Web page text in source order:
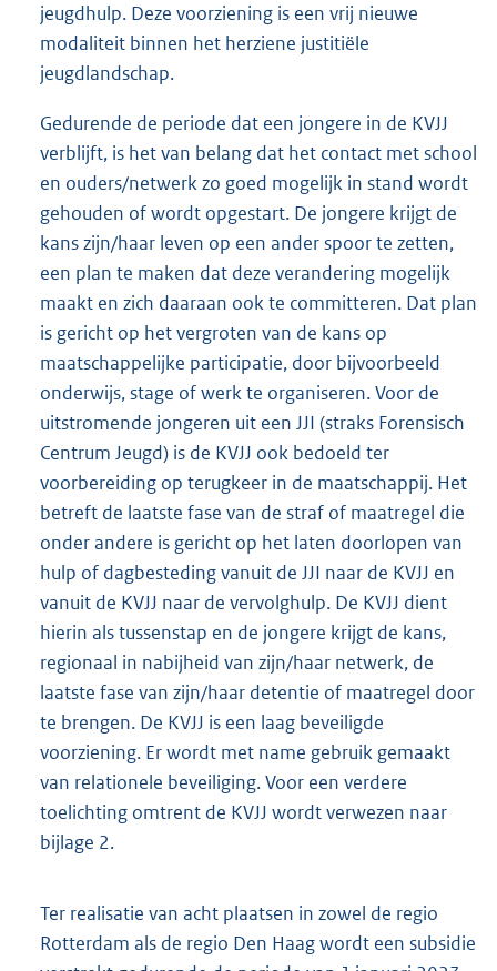
jeugdhulp. Deze voorziening is een vrij nieuwe
modaliteit binnen het herziene justitiële
jeugdlandschap.
Gedurende de periode dat een jongere in de KVJJ
verblijft, is het van belang dat het contact met school
en ouders/netwerk zo goed mogelijk in stand wordt
gehouden of wordt opgestart. De jongere krijgt de
kans zijn/haar leven op een ander spoor te zetten,
een plan te maken dat deze verandering mogelijk
maakt en zich daaraan ook te committeren. Dat plan
is gericht op het vergroten van de kans op
maatschappelijke participatie, door bijvoorbeeld
onderwijs, stage of werk te organiseren. Voor de
uitstromende jongeren uit een JJI (straks Forensisch
Centrum Jeugd) is de KVJJ ook bedoeld ter
voorbereiding op terugkeer in de maatschappij. Het
betreft de laatste fase van de straf of maatregel die
onder andere is gericht op het laten doorlopen van
hulp of dagbesteding vanuit de JJI naar de KVJJ en
vanuit de KVJJ naar de vervolghulp. De KVJJ dient
hierin als tussenstap en de jongere krijgt de kans,
regionaal in nabijheid van zijn/haar netwerk, de
laatste fase van zijn/haar detentie of maatregel door
te brengen. De KVJJ is een laag beveiligde
voorziening. Er wordt met name gebruik gemaakt
van relationele beveiliging. Voor een verdere
toelichting omtrent de KVJJ wordt verwezen naar
bijlage 2.
Ter realisatie van acht plaatsen in zowel de regio
Rotterdam als de regio Den Haag wordt een subsidie